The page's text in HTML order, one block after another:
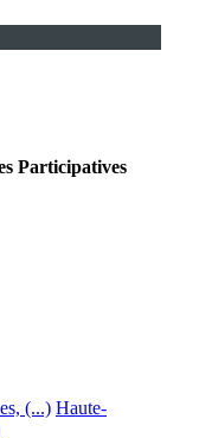
Participatives
(...) Haute-